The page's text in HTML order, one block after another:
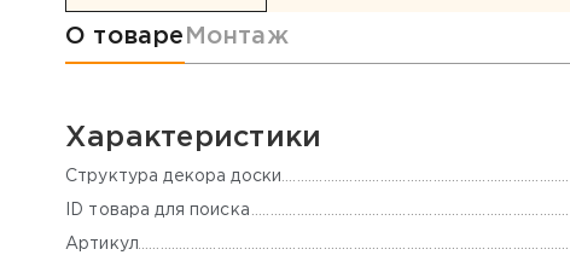
Информация о товаре
О товаре Монтаж
Характеристики
Cтруктура декора доски
ID товара для поиска
Артикул